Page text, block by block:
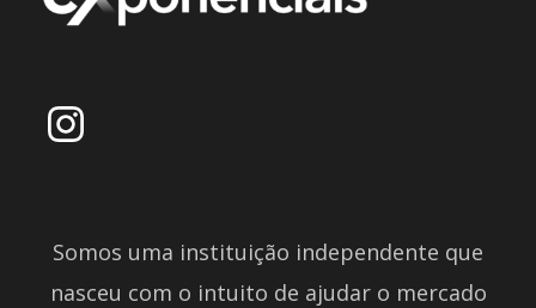
Somos uma instituição independente que
nasceu com o intuito de ajudar o mercado